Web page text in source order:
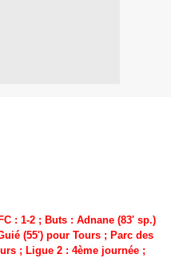
: 1-2 ; Buts : Adnane (83' sp.)
(55') pour Tours ; Parc des
; Ligue 2 : 4ème journée ;